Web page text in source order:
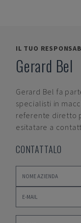
IL TUO
Gerard Bel
Gerard Bel fa
specialisti in
referente diretto
esitatare a
CONTATTALO